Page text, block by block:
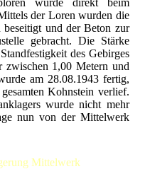
Mittelwerk